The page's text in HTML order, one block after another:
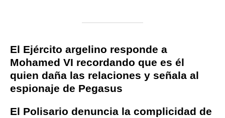
El Ejército argelino responde a
Mohamed VI recordando que es él
quien daña las relaciones y señala al
espionaje de Pegasus
El Polisario denuncia la complicidad de